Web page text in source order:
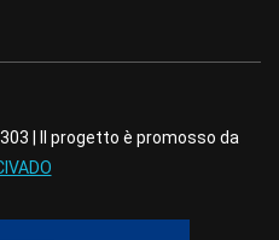
| Il progetto è promosso da